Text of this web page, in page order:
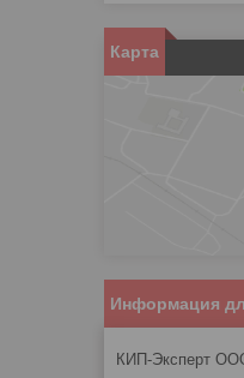
Карта
Информация
КИП-Эксперт